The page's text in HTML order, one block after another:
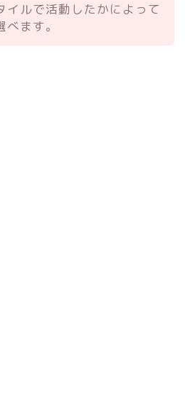
イルで活動したかによって
ます。